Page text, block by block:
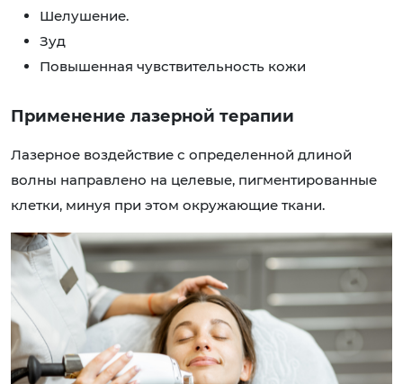
Шелушение.
Зуд
Повышенная чувствительность кожи
Применение лазерной терапии
Лазерное воздействие с определенной длиной
волны направлено на целевые, пигментированные
клетки, минуя при этом окружающие ткани.